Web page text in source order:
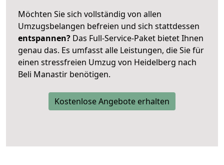
Möchten Sie sich vollständig von allen
Umzugsbelangen befreien und sich stattdessen
entspannen? Das Full-Service-Paket bietet Ihnen
genau das. Es umfasst alle Leistungen, die Sie für
einen stressfreien Umzug von Heidelberg nach
Beli Manastir benötigen.
Kostenlose Angebote erhalten